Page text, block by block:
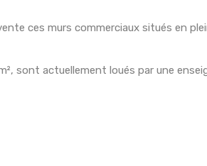
ces murs commerciaux situés en
sont actuellement loués par une